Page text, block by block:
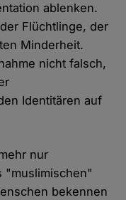
ablenken.
Flüchtlinge, der
Minderheit.
nicht falsch,
Identitären auf
nur
"muslimischen"
bekennen